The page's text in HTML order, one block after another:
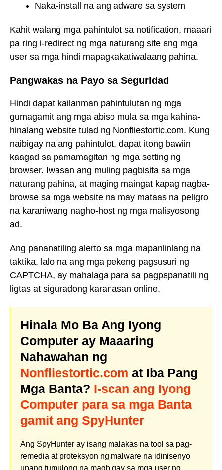
Naka-install na ang adware sa system
Kahit walang mga pahintulot sa notification, maaari
pa ring i-redirect ng mga naturang site ang mga
user sa mga hindi mapagkakatiwalaang pahina.
Pangwakas na Payo sa Seguridad
Hindi dapat kailanman pahintulutan ng mga
gumagamit ang mga abiso mula sa mga kahina-
hinalang website tulad ng Nonfliestortic.com. Kung
naibigay na ang pahintulot, dapat itong bawiin
kaagad sa pamamagitan ng mga setting ng
browser. Iwasan ang muling pagbisita sa mga
naturang pahina, at maging maingat kapag nagba-
browse sa mga website na may mataas na peligro
na karaniwang nagho-host ng mga malisyosong
ad.
Ang pananatiling alerto sa mga mapanlinlang na
taktika, lalo na ang mga pekeng pagsusuri ng
CAPTCHA, ay mahalaga para sa pagpapanatili ng
ligtas at siguradong karanasan online.
Hinala Mo Ba Ang Iyong
Computer ay Maaaring
Nahawahan ng
Nonfliestortic.com at Iba Pang
Mga Banta? I-scan ang Iyong
Computer para sa mga Banta
gamit ang SpyHunter
Ang SpyHunter ay isang malakas na tool sa pag-
remedia at proteksyon ng malware na idinisenyo
upang tumulong na magbigay sa mga user ng